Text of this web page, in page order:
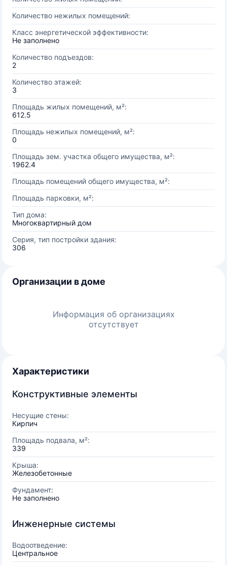
Количество нежилых помещений:
Класс энергетической эффективности:
Не заполнено
Количество подъездов:
2
Количество этажей:
3
Площадь жилых помещений, м²:
612.5
Площадь нежилых помещений, м²:
0
Площадь зем. участка общего имущества, м²:
1962.4
Площадь помещений общего имущества, м²:
Площадь парковки, м²:
Тип дома:
Многоквартирный дом
Серия, тип постройки здания:
306
Организации в доме
Информация об организациях
отсутствует
Характеристики
Конструктивные элементы
Несущие стены:
Кирпич
Площадь подвала, м²:
339
Крыша:
Железобетонные
Фундамент:
Не заполнено
Инженерные системы
Водоотведение:
Центральное